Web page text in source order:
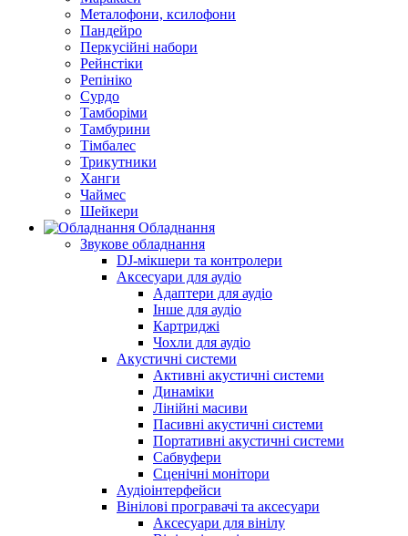
Металофони, ксилофони
Пандейро
Перкусійні набори
Рейнстіки
Репініко
Сурдо
Тамборіми
Тамбурини
Тімбалес
Трикутники
Ханги
Чаймес
Шейкери
Обладнання
Звукове обладнання
DJ-мікшери та контролери
Аксесуари для аудіо
Адаптери для аудіо
Інше для аудіо
Картриджі
Чохли для аудіо
Акустичні системи
Активні акустичні системи
Динаміки
Лінійні масиви
Пасивні акустичні системи
Портативні акустичні системи
Сабвуфери
Сценічні монітори
Аудіоінтерфейси
Вінілові програвачі та аксесуари
Аксесуари для вінілу